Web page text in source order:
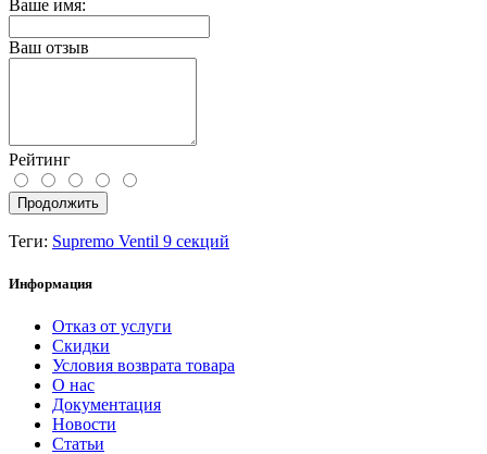
Ваше имя:
Ваш отзыв
Рейтинг
Продолжить
Теги: Supremo Ventil 9 секций
Информация
Отказ от услуги
Скидки
Условия возврата товара
О нас
Документация
Новости
Статьи